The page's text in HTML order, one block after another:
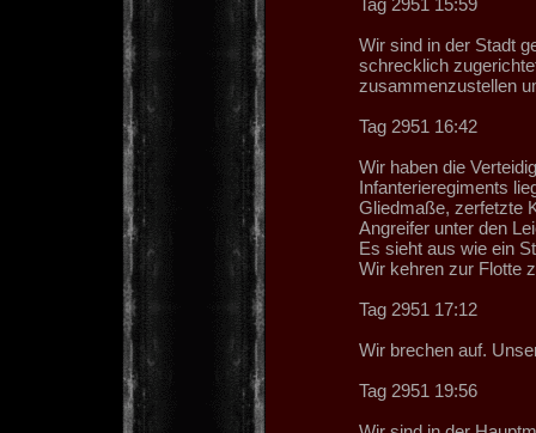
Tag 2951 15:59
Wir sind in der Stadt
schrecklich
zusammenzustellen
Tag 2951 16:42
Wir haben die
Infanterieregiments
Gliedmaße, zerfetzte
Angreifer unter den
Es sieht aus wie ein
Wir kehren zur Flotte
Tag 2951 17:12
Wir brechen auf.
Tag 2951 19:56